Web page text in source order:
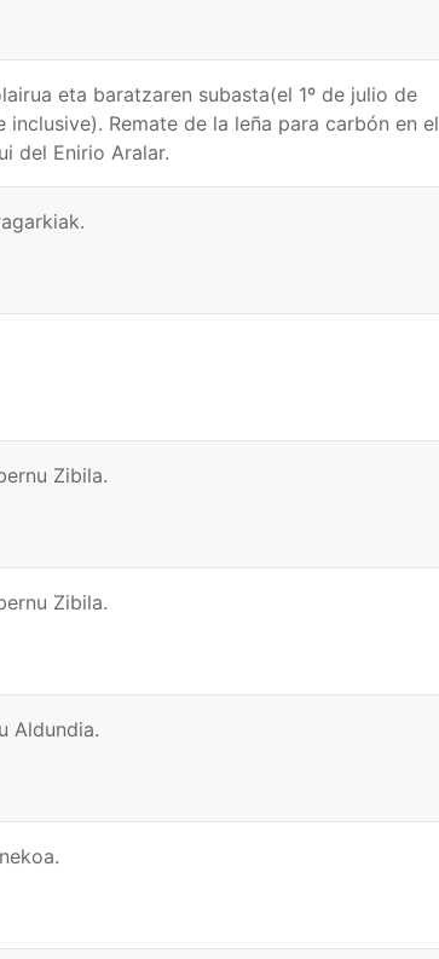
eta baratzaren subasta(el 1º de julio de
inclusive). Remate de la leña para carbón en el
del Enirio Aralar.
Zibila.
Zibila.
Aldundia.